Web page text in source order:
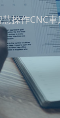
操作CNC